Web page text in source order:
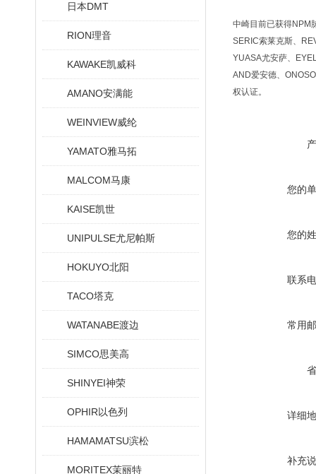
日本DMT
RION理音
KAWAKE凯威科
AMANO安满能
WEINVIEW威纶
YAMATO雅马拓
MALCOM马康
KAISE凯世
UNIPULSE尤尼帕斯
HOKUYO北阳
TACO塔克
WATANABE渡边
SIMCO思美高
SHINYEI神荣
OPHIR以色列
HAMAMATSU滨松
MORITEX茉丽特
中崎目前已获得NPM
SERIC索莱克斯、
YUASA尤安萨、
AND爱安德、
权认证。
您的
您的
联系
常用
详细
补充